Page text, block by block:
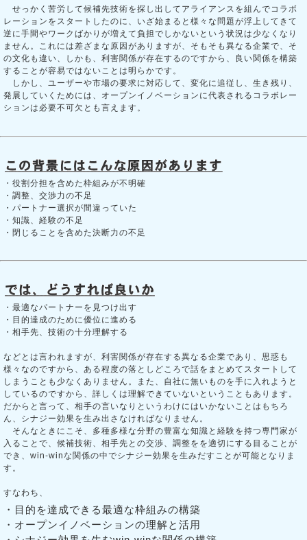
せっかく苦労して候補先技術を探し出してアライアンスを組んでコラボ
レーションをスタートしたのに、いざ始まると様々な問題が浮上してきて
逆に手間やワークばかりが増えて負担でしかないという状況は少なくなり
ません。これには差ざまな原因がありますが、そもそも異なる企業で、そ
の文化も違い、しかも、利害関係が存在するのですから、良い関係を構築
することが容易ではないことは明らかです。
しかし、ユーザーや市場の要求に対応して、変化に追従し、生き残り、
発展していくためには、オープンイノベーションに代表されるコラボレー
ションは必要不可欠とも言えます。
・役割分担を含めた枠組みが不明確
・調整、交渉力の不足
・パートナー選択が間違っていた
・知識、経験の不足
・閉じることを含めた決断力の不足
・最適なパートナーを見つけ出す
・目的達成のために優位に進める
・相手先、技術の十分理解する
などとは言われますが、利害関係が存在する異なる企業であり、思惑も
様々なのですから、ある程度の落としどころで話をまとめてスタートして
しまうことも少なくありません。また、自社に無いものを手に入れようと
しているのですから、詳しくは理解できていないということもあります。
だからと言って、相手の言いなりというわけにはいかないことはもちろ
ん、シナジー効果を生み出さなければなりません。
そんなときにこそ、多種多様な分野の豊富な知識と経験を持つ専門家が
入ることで、候補技術、相手先との交渉、調整をを適切にする目ることが
でき、win-winな関係の中でシナジー効果を生みだすことが可能となりま
す。
すなわち、
・目的を達成できる最適な枠組みの構築
・オープンイノベーションの理解と活用